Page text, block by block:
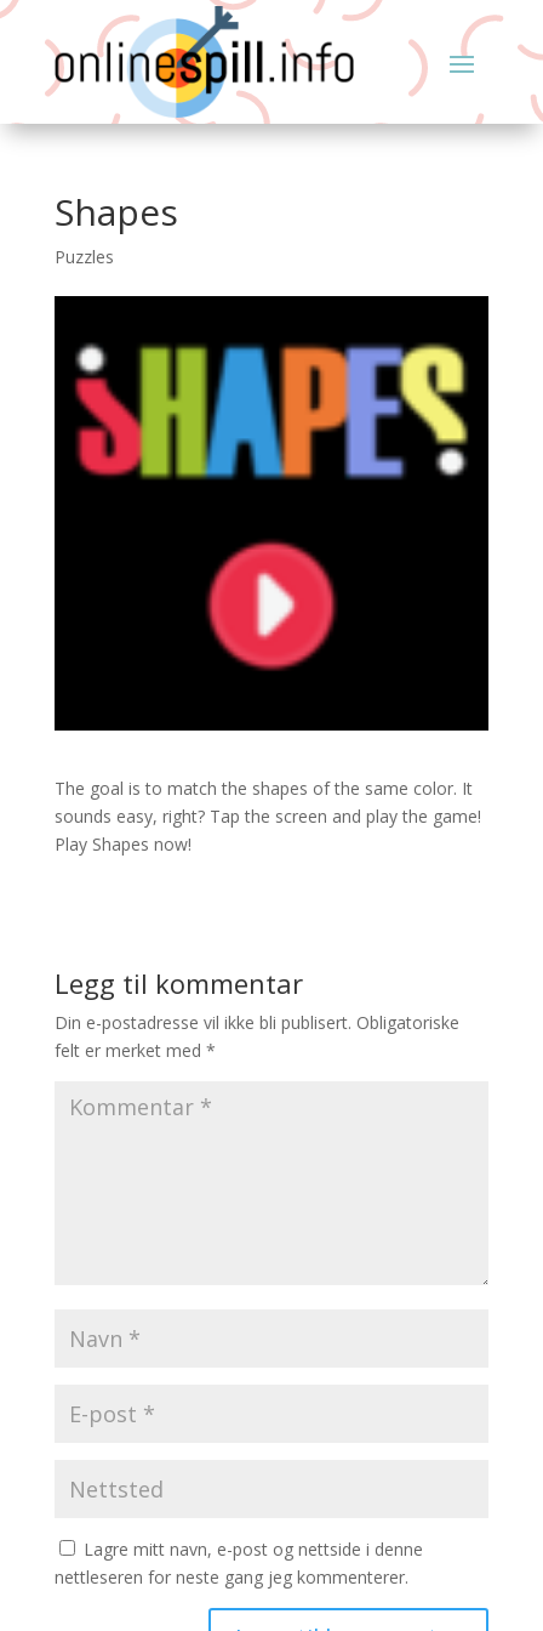
Shapes
Puzzles
The goal is to match the shapes of the same color. It
sounds easy, right? Tap the screen and play the game!
Play Shapes now!
Legg til kommentar
Din e-postadresse vil ikke bli publisert. Obligatoriske
felt er merket med *
Lagre mitt navn, e-post og nettside i denne
nettleseren for neste gang jeg kommenterer.